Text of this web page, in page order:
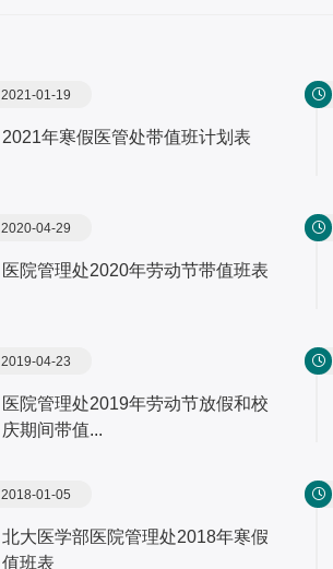
2021-01-19
2021年寒假医管处带值班计划表
2020-04-29
医院管理处2020年劳动节带值班表
2019-04-23
医院管理处2019年劳动节放假和校
庆期间带值...
2018-01-05
北大医学部医院管理处2018年寒假
值班表